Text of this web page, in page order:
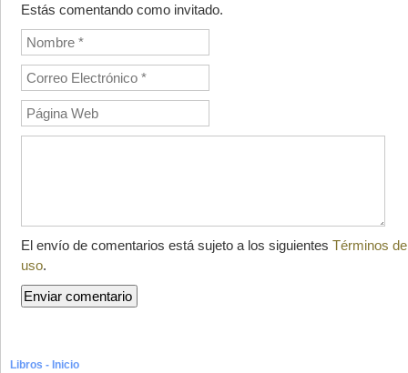
Estás comentando como invitado.
El envío de comentarios está sujeto a los siguientes Términos de
uso.
Libros - Inicio